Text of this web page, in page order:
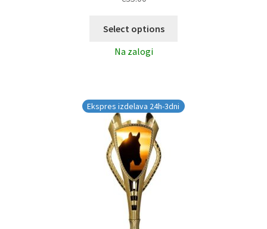
Select options
Na zalogi
Ekspres izdelava 24h-3dni